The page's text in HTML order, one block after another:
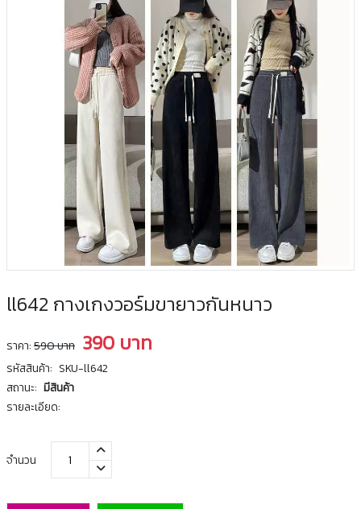
ll642 กางเกงวอร์มขายาวกันหนาว
ราคา:590 บาท 390 บาท
รหัสสินค้า: SKU-ll642
สถานะ: มีสินค้า
รายละเอียด:
จำนวน